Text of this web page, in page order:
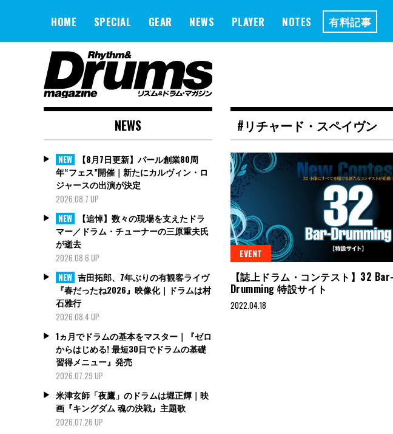
HOME SPECIAL GEAR NEWS PLAYER NOTES 有料記事
#リチャード・スペイヴン
EVENT
【誌上ドラム・コンテスト】32 Bar-
Drumming 特設サイト
2022.04.18
NEWS
NEW
【8月7日更新】パール創業80周
年“フェス”開催｜新たにカルヴィン・ロ
ジャースの出演が決定
2026.08.7 UP
NEW
【追悼】数々の現場を支えたドラ
マー／ドラム・チューナーの三原重夫氏
が逝去
2026.08.6 UP
NEW 吉田拓郎、7年ぶりの有観客ライヴ
『春だったね2026』映像化｜ドラムは村
石雅行
2026.08.4 UP
1ヵ月でドラムの基本をマスター｜『ゼロ
からはじめる! 最短30日でドラムの基礎
習得メニュー』発売
2026.07.29 UP
米津玄師「夜鷹」のドラムは堀正輝｜映
画『キングダム 魂の決戦』主題歌
2026.07.26 UP